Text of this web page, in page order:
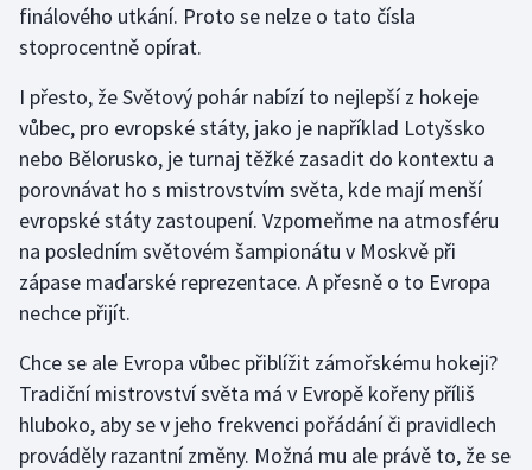
finálového utkání. Proto se nelze o tato čísla
stoprocentně opírat.
I přesto, že Světový pohár nabízí to nejlepší z hokeje
vůbec, pro evropské státy, jako je například Lotyšsko
nebo Bělorusko, je turnaj těžké zasadit do kontextu a
porovnávat ho s mistrovstvím světa, kde mají menší
evropské státy zastoupení. Vzpomeňme na atmosféru
na posledním světovém šampionátu v Moskvě při
zápase maďarské reprezentace. A přesně o to Evropa
nechce přijít.
Chce se ale Evropa vůbec přiblížit zámořskému hokeji?
Tradiční mistrovství světa má v Evropě kořeny příliš
hluboko, aby se v jeho frekvenci pořádání či pravidlech
prováděly razantní změny. Možná mu ale právě to, že se